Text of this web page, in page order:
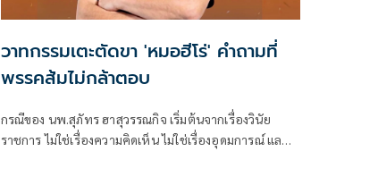
วาทกรรมเตะตัดขา 'หมอฮีโร่' คำถามที่
พรรคส้มไม่กล้าตอบ
กรณีของ นพ.สุภัทร ฮาสุวรรณกิจ เริ่มต้นจากเรื่องวินัย
ราชการ ไม่ใช่เรื่องความคิดเห็น ไม่ใช่เรื่องอุดมการณ์ และ